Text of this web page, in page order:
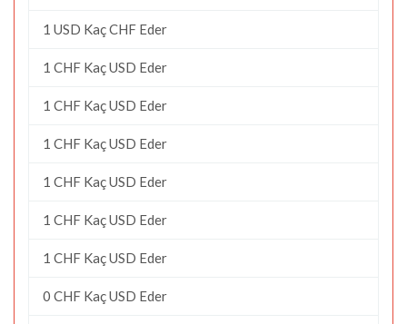
1 USD Kaç CHF Eder
1 CHF Kaç USD Eder
1 CHF Kaç USD Eder
1 CHF Kaç USD Eder
1 CHF Kaç USD Eder
1 CHF Kaç USD Eder
1 CHF Kaç USD Eder
0 CHF Kaç USD Eder